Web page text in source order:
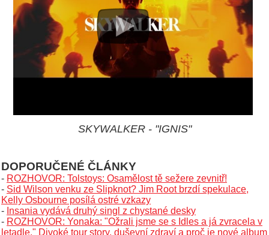
SKYWALKER - "IGNIS"
DOPORUČENÉ ČLÁNKY
- ROZHOVOR: Tolstoys: Osamělost tě sežere zevnitř!
- Sid Wilson venku ze Slipknot? Jim Root brzdí spekulace,
Kelly Osbourne posílá ostré vzkazy
- Insania vydává druhý singl z chystané desky
- ROZHOVOR: Yonaka: "Ožrali jsme se s Idles a já zvracela v
letadle." Divoké tour story, duševní zdraví a proč je nové album